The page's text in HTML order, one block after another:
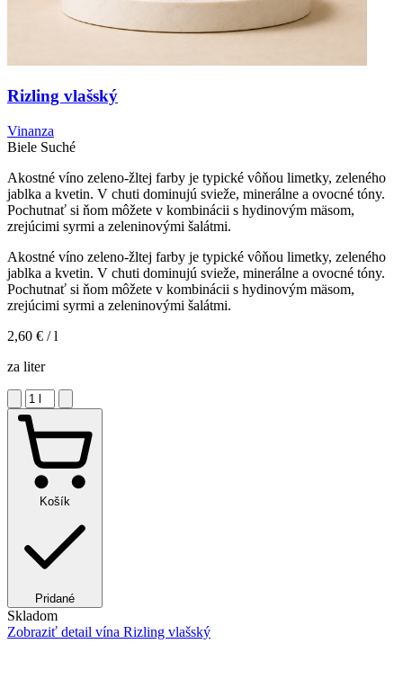
Rizling vlašský
Vinanza
Biele Suché
Akostné víno zeleno-žltej farby je typické vôňou limetky, zeleného
jablka a kvetin. V chuti dominujú svieže, minerálne a ovocné tóny.
Pochutnať si ňom môžete v kombinácii s hydinovým mäsom,
zrejúcimi syrmi a zeleninovými šalátmi.
Akostné víno zeleno-žltej farby je typické vôňou limetky, zeleného
jablka a kvetin. V chuti dominujú svieže, minerálne a ovocné tóny.
Pochutnať si ňom môžete v kombinácii s hydinovým mäsom,
zrejúcimi syrmi a zeleninovými šalátmi.
2,60 € / l
za liter
Košík
Pridané
Skladom
Zobraziť detail vína Rizling vlašský